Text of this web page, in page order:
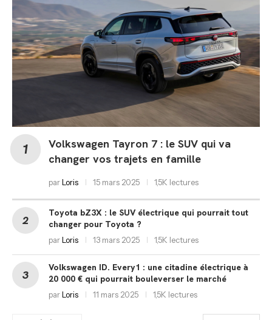
Volkswagen Tayron 7 : le SUV qui va
changer vos trajets en famille
parLoris 15 mars 2025 1,5K lectures
Toyota bZ3X : le SUV électrique qui pourrait tout
changer pour Toyota ?
parLoris 13 mars 2025 1,5K lectures
Volkswagen ID. Every1 : une citadine électrique à
20 000 € qui pourrait bouleverser le marché
parLoris 11 mars 2025 1,5K lectures